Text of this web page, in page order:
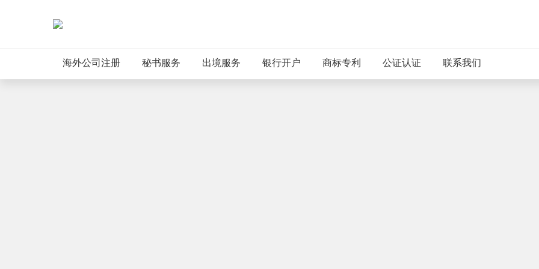
海外公司注册 秘书服务 出境服务 银行开户 商标专利 公证认证 联系我们